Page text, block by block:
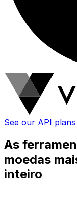
See our API plans
As
moedas
inteiro